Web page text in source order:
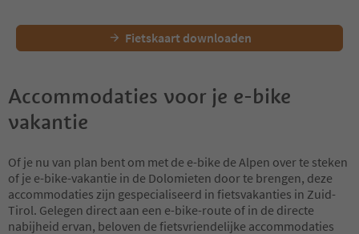
Fietskaart downloaden
Accommodaties voor je e-bike
vakantie
Of je nu van plan bent om met de e-bike de Alpen over te steken
of je e-bike-vakantie in de Dolomieten door te brengen, deze
accommodaties zijn gespecialiseerd in fietsvakanties in Zuid-
Tirol. Gelegen direct aan een e-bike-route of in de directe
nabijheid ervan, beloven de fietsvriendelijke accommodaties